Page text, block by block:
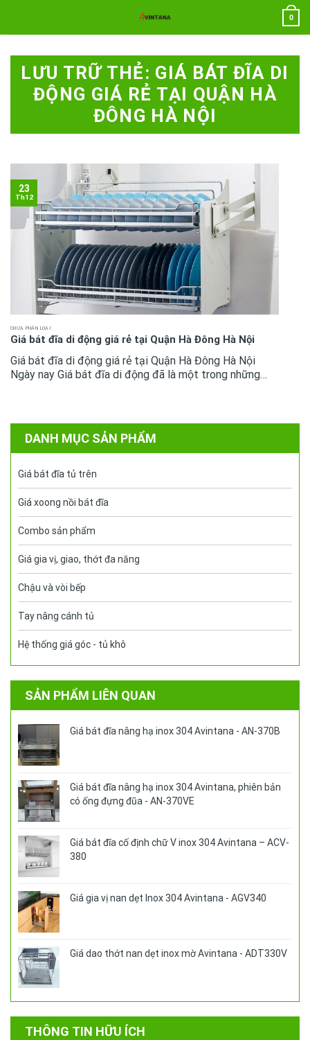
nội
0
LƯU TRỮ THẺ: GIÁ BÁT ĐĨA DI
ĐỘNG GIÁ RẺ TẠI QUẬN HÀ
ĐÔNG HÀ NỘI
CHƯA PHÂN LOẠI
Giá bát đĩa di động giá rẻ tại Quận Hà Đông Hà Nội
Giá bát đĩa di động giá rẻ tại Quận Hà Đông Hà Nội
Ngày nay Giá bát đĩa di động đã là một trong những
23
Th12
DANH MỤC SẢN PHẨM
Giá bát đĩa tủ trên
Giá xoong nồi bát đĩa
Combo sản phẩm
Giá gia vị, giao, thớt đa năng
Chậu và vòi bếp
Tay nâng cánh tủ
Hệ thống giá góc - tủ khô
SẢN PHẨM LIÊN QUAN
Giá bát đĩa nâng hạ inox 304 Avintana - AN-370B
Giá bát đĩa nâng hạ inox 304 Avintana, phiên bản
có ống đựng đũa - AN-370VE
Giá bát đĩa cố định chữ V inox 304 Avintana – ACV-
380
Giá gia vị nan dẹt Inox 304 Avintana - AGV340
Giá dao thớt nan dẹt inox mờ Avintana - ADT330V
THÔNG TIN HỮU ÍCH